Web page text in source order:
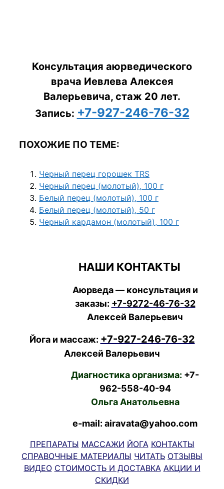
Консультация аюрведического
врача Иевлева Алексея
Валерьевича, стаж 20 лет.
Запись: +7-927-246-76-32
ПОХОЖИЕ ПО ТЕМЕ:
Черный перец горошек TRS
Черный перец (молотый), 100 г
Белый перец (молотый), 100 г
Белый перец (молотый), 50 г
Черный кардамон (молотый), 100 г
НАШИ КОНТАКТЫ
Аюрведа — консультация и
заказы: +7-9272-46-76-32
Алексей Валерьевич
Йога и массаж: +7-927-246-76-32
Алексей Валерьевич
Диагностика организма: +7-
962-558-40-94
Ольга Анатольевна
e-mail: airavata@yahoo.com
ПРЕПАРАТЫ МАССАЖИ ЙОГА КОНТАКТЫ
СПРАВОЧНЫЕ МАТЕРИАЛЫ ЧИТАТЬ ОТЗЫВЫ
ВИДЕО СТОИМОСТЬ И ДОСТАВКА АКЦИИ И
СКИДКИ